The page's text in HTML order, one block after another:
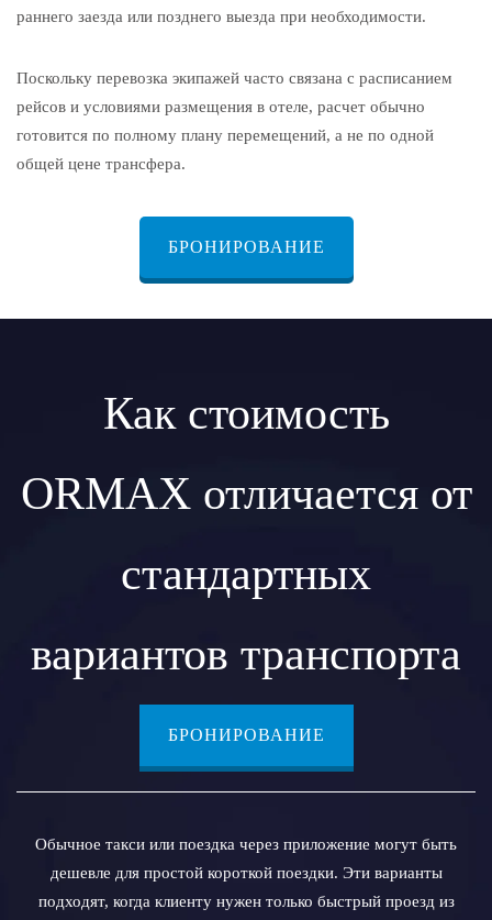
раннего заезда или позднего выезда при необходимости.
Поскольку перевозка экипажей часто связана с расписанием
рейсов и условиями размещения в отеле, расчет обычно
готовится по полному плану перемещений, а не по одной
общей цене трансфера.
БРОНИРОВАНИЕ
Как стоимость
ORMAX отличается от
стандартных
вариантов транспорта
БРОНИРОВАНИЕ
Обычное такси или поездка через приложение могут быть
дешевле для простой короткой поездки. Эти варианты
подходят, когда клиенту нужен только быстрый проезд из